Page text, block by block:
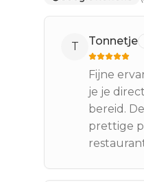
T Tonnetje
Fijne
je je
bereid.
prettige